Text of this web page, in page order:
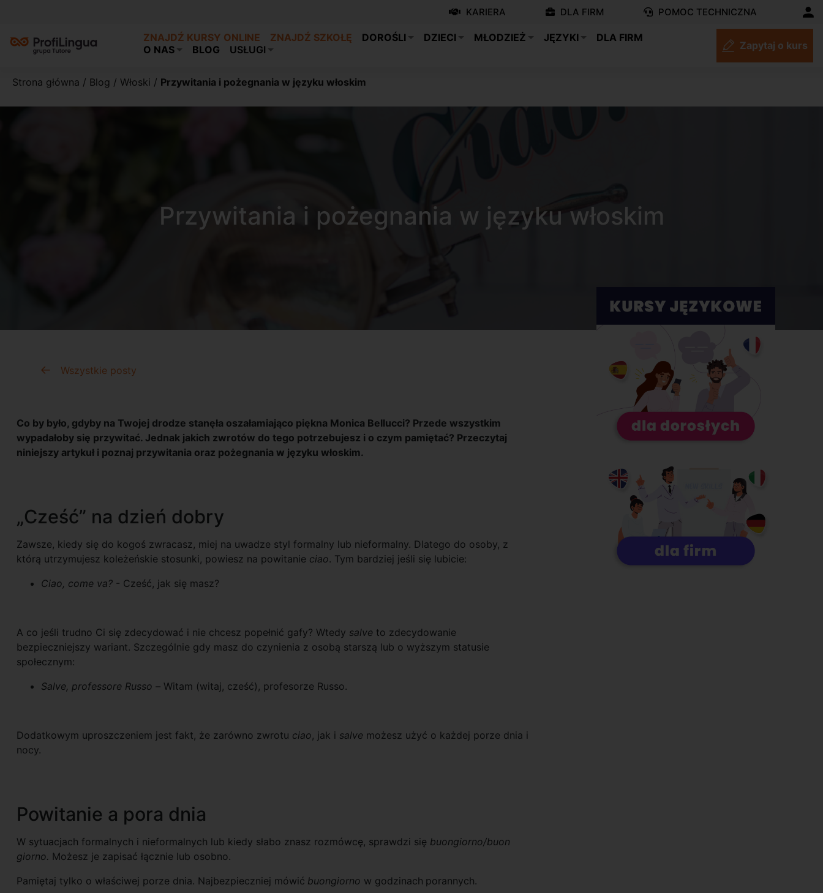
KARIERA DLA FIRM POMOC TECHNICZNA
ZNAJDŹ KURSY ONLINE ZNAJDŹ SZKOŁĘ DOROŚLI DZIECI MŁODZIEŻ JĘZYKI
DLA FIRM
O NAS
BLOG USŁUGI Zapytaj o kurs
Strona główna / Blog / Włoski / Przywitania i pożegnania w języku włoskim
Przywitania i pożegnania w języku włoskim
Wszystkie posty
Co by było, gdyby na Twojej drodze stanęła oszałamiająco piękna Monica Bellucci? Przede wszystkim
wypadałoby się przywitać. Jednak jakich zwrotów do tego potrzebujesz i o czym pamiętać? Przeczytaj
niniejszy artykuł i poznaj przywitania oraz pożegnania w języku włoskim.
„Cześć” na dzień dobry
Zawsze, kiedy się do kogoś zwracasz, miej na uwadze styl formalny lub nieformalny. Dlatego do osoby, z
którą utrzymujesz koleżeńskie stosunki, powiesz na powitanie ciao. Tym bardziej jeśli się lubicie:
Ciao, come va? - Cześć, jak się masz?
A co jeśli trudno Ci się zdecydować i nie chcesz popełnić gafy? Wtedy salve to zdecydowanie
bezpieczniejszy wariant. Szczególnie gdy masz do czynienia z osobą starszą lub o wyższym statusie
społecznym:
Salve, professore Russo – Witam (witaj, cześć), profesorze Russo.
Dodatkowym uproszczeniem jest fakt, że zarówno zwrotu ciao, jak i salve możesz użyć o każdej porze dnia i
nocy.
Powitanie a pora dnia
W sytuacjach formalnych i nieformalnych lub kiedy słabo znasz rozmówcę, sprawdzi się buongiorno/buon
giorno. Możesz je zapisać łącznie lub osobno.
Pamiętaj tylko o właściwej porze dnia. Najbezpieczniej mówić buongiorno w godzinach porannych.